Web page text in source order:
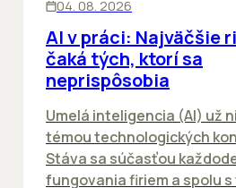
04. 08. 2026
AI v práci: Najväčšie
čaká tých, ktorí sa
neprispôsobia
Umelá inteligencia (AI) už
témou technologických
Stáva sa súčasťou
fungovania firiem a spolu s